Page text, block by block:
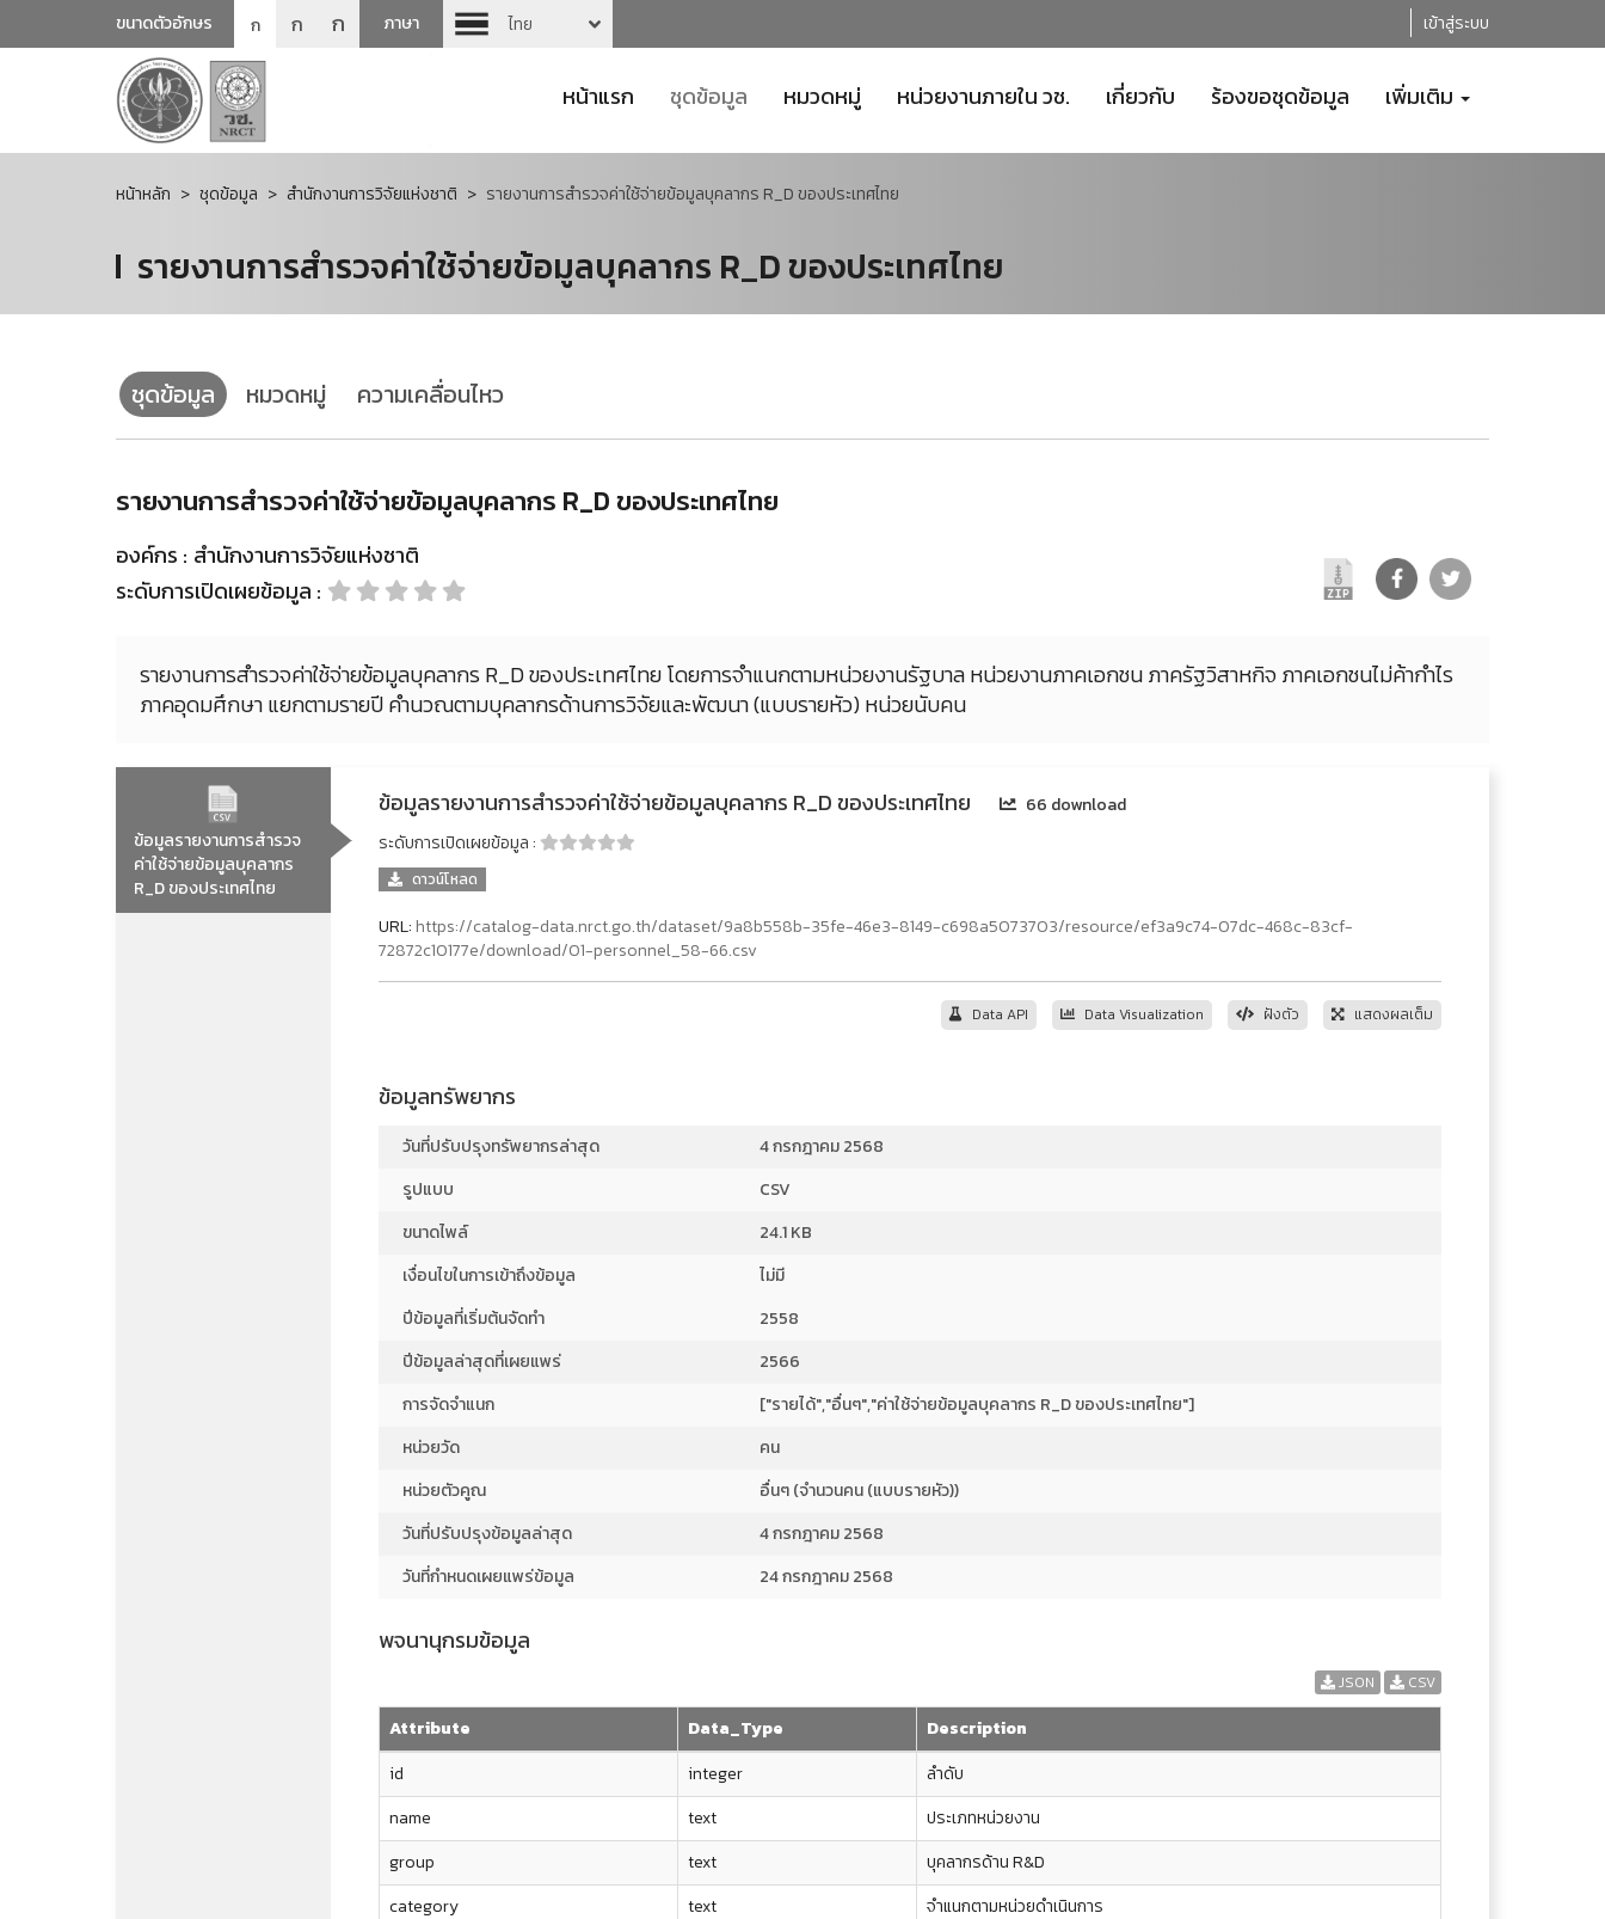
ขนาดตัวอักษร ก ก ก ภาษา ไทย เข้าสู่ระบบ
หน้าแรก ชุดข้อมูล หมวดหมู่ หน่วยงานภายใน วช. เกี่ยวกับ ร้องขอชุดข้อมูล เพิ่มเติม
หน้าหลัก ชุดข้อมูล สำนักงานการวิจัยแห่งชาติ รายงานการสำรวจค่าใช้จ่ายข้อมูลบุคลากร R_D ของประเทศไทย
รายงานการสำรวจค่าใช้จ่ายข้อมูลบุคลากร R_D ของประเทศไทย
ชุดข้อมูล หมวดหมู่ ความเคลื่อนไหว
รายงานการสำรวจค่าใช้จ่ายข้อมูลบุคลากร R_D ของประเทศไทย
องค์กร : สำนักงานการวิจัยแห่งชาติ
ระดับการเปิดเผยข้อมูล :
รายงานการสำรวจค่าใช้จ่ายข้อมูลบุคลากร R_D ของประเทศไทย โดยการจำแนกตามหน่วยงานรัฐบาล หน่วยงานภาคเอกชน ภาครัฐวิสาหกิจ ภาคเอกชนไม่ค้ากำไร
ภาคอุดมศึกษา แยกตามรายปี คำนวณตามบุคลากรด้านการวิจัยและพัฒนา (แบบรายหัว) หน่วยนับคน
ข้อมูลรายงานการสำรวจ
ค่าใช้จ่ายข้อมูลบุคลากร
R_D ของประเทศไทย
ข้อมูลรายงานการสำรวจค่าใช้จ่ายข้อมูลบุคลากร R_D ของประเทศไทย
66 download
ระดับการเปิดเผยข้อมูล :
ดาวน์โหลด
URL: https://catalog-data.nrct.go.th/dataset/9a8b558b-35fe-46e3-8149-c698a5073703/resource/ef3a9c74-07dc-468c-83cf-
72872c10177e/download/01-personnel_58-66.csv
Data API Data Visualization ฝังตัว แสดงผลเต็ม
ข้อมูลทรัพยากร
วันที่ปรับปรุงทรัพยากรล่าสุด
4 กรกฎาคม 2568
รูปแบบ
CSV
ขนาดไพล์
24.1 KB
เงื่อนไขในการเข้าถึงข้อมูล
ไม่มี
ปีข้อมูลที่เริ่มต้นจัดทำ
2558
ปีข้อมูลล่าสุดที่เผยแพร่
2566
การจัดจำแนก
["รายได้","อื่นๆ","ค่าใช้จ่ายข้อมูลบุคลากร R_D ของประเทศไทย"]
หน่วยวัด
คน
หน่วยตัวคูณ
อื่นๆ (จำนวนคน (แบบรายหัว))
วันที่ปรับปรุงข้อมูลล่าสุด
4 กรกฎาคม 2568
วันที่กำหนดเผยแพร่ข้อมูล
24 กรกฎาคม 2568
พจนานุกรมข้อมูล
JSON CSV
Attribute Data_Type
Description
id
integer
ลำดับ
name
text
ประเภทหน่วยงาน
group
text
บุคลากรด้าน R&D
category
text
จำแนกตามหน่วยดำเนินการ